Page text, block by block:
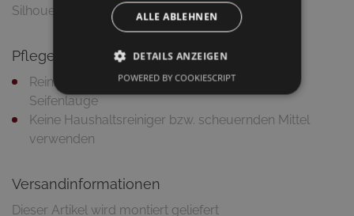
Silhouette
Pflegetipps
Reinigung mit feuchtem Putztuch und milder
Seifenlauge
Keine Haushaltsreiniger bzw. scheuernden Mittel
verwenden
Versandinformationen
Dieser Artikel wird montiert geliefert
ALLE ABLEHNEN
DETAILS ANZEIGEN
POWERED BY COOKIESCRIPT